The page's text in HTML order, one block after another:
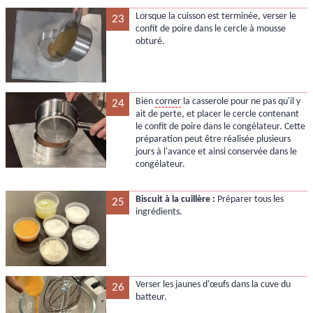
23
Lorsque la cuisson est terminée, verser le
confit de poire dans le cercle à mousse
obturé.
24 Bien cornerla casserole pour ne pas qu'il y
ait de perte, et placer le cercle contenant
le confit de poire dans le congélateur. Cette
préparation peut être réalisée plusieurs
jours à l'avance et ainsi conservée dans le
congélateur.
25 Biscuit à la cuillère : Préparer tous les
ingrédients.
26
Verser les jaunes d'œufs dans la cuve du
batteur.